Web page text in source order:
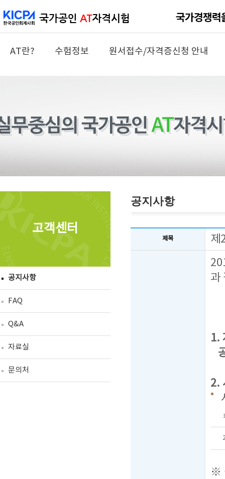
AT란? 수험정보 원서접수/자격증신청 안내
고객센터
공지사항
FAQ
Q&A
자료실
문의처
공지사항
제목 제
과
1.
2.
※